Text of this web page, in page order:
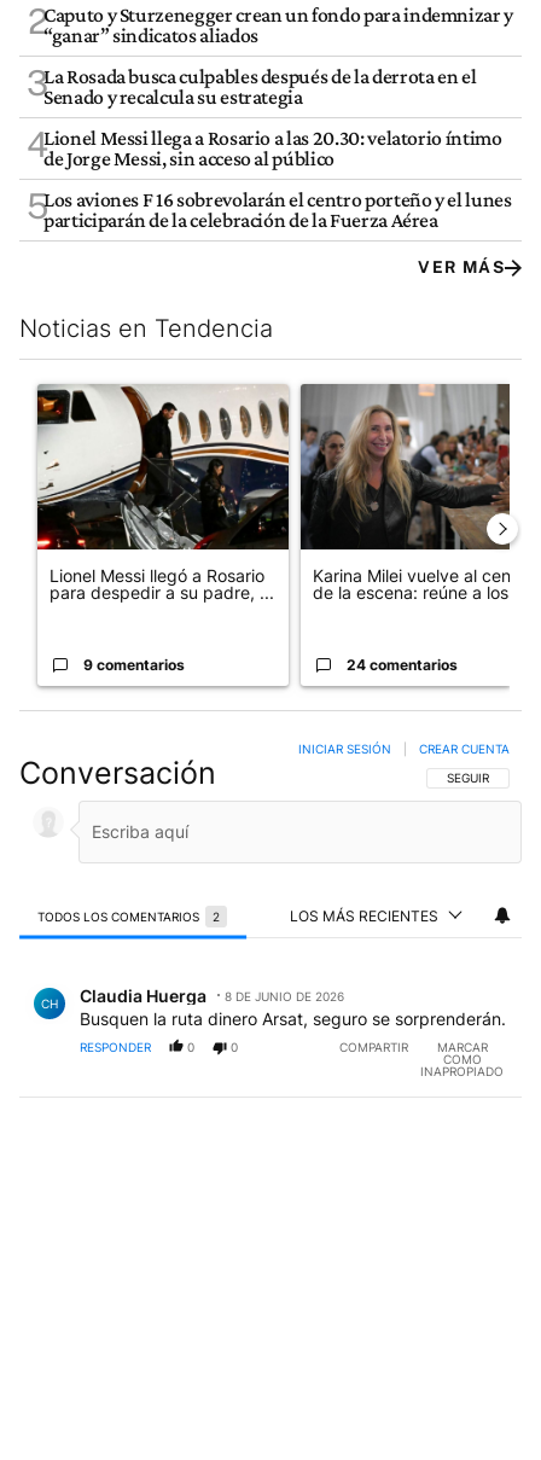
2Caputo y Sturzenegger crean un fondo para indemnizar y
“ganar” sindicatos aliados
3La Rosada busca culpables después de la derrota en el
Senado y recalcula su estrategia
4Lionel Messi llega a Rosario a las 20.30: velatorio íntimo
de Jorge Messi, sin acceso al público
5Los aviones F 16 sobrevolarán el centro porteño y el lunes
participarán de la celebración de la Fuerza Aérea
VER MÁS
Noticias en Tendencia
Este listado muestra los artículos con más comentarios en los
Un artículo de tendencia con el título "Lionel Messi llegó a
Lionel Messi llegó a Rosario
para despedir a su padre, ...
9 comentarios
Un artículo de tendencia con
Karina Milei vuelve al centro
de la escena: reúne a los...
24 comentarios
Conversación SIGA ESTA
SEGUIR
INICIAR SESIÓN CREAR CUENTA
TODOS LOS COMENTARIOS 2 LOS MÁS RECIENTES
CH Claudia Huerga 8 DE JUNIO DE 2026
Busquen la ruta dinero Arsat, seguro se sorprenderán.
RESPONDER 0 0 COMPARTIR
MARCAR
COMO
INAPROPIADO